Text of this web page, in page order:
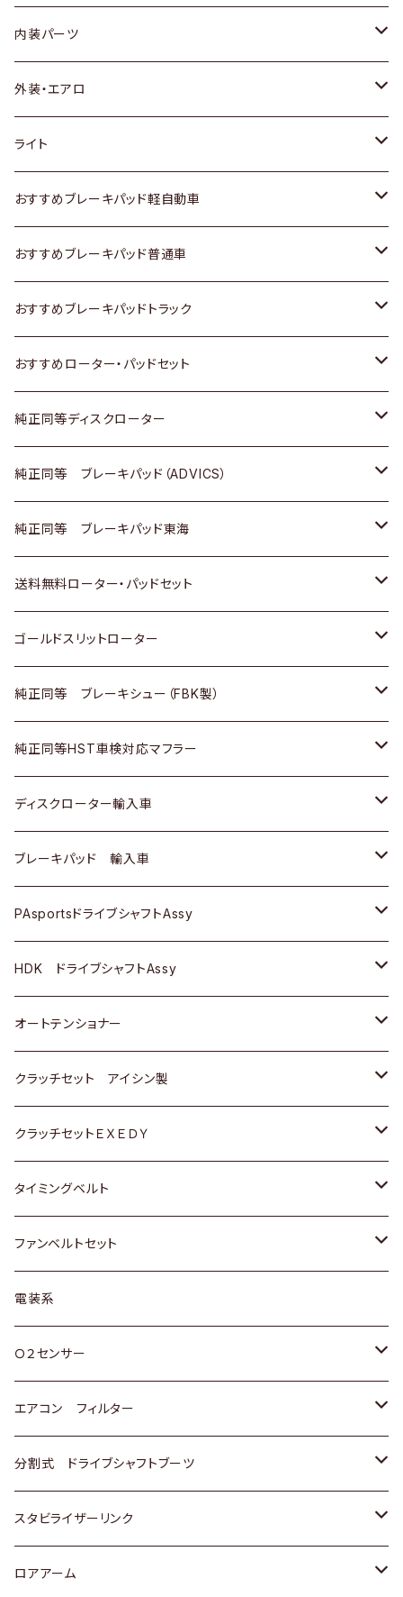
内装パーツ
トヨタ
ホンダ
スズキ
日産
いすゞ
ダイハツ
マツダ
三菱
スバル
日野
三菱ふそう
ＢＭＷ
外装・エアロ
トヨタ
ホンダ
スズキ
日産
いすゞ
ダイハツ
マツダ
三菱
日野
三菱ふそう
ライト
トヨタ
スズキ
日産
いすゞ
ダイハツ
三菱
日野
三菱ふそう
その他
おすすめブレーキパッド軽自動車
トヨタ
ホンダ
スズキ
日産
ダイハツ
マツダ
三菱
スバル
おすすめブレーキパッド普通車
トヨタ
ホンダ
スズキ
日産
いすゞ
ダイハツ
マツダ
三菱
スバル
おすすめブレーキパッドトラック
トヨタ
日産
いすゞ
ダイハツ
マツダ
三菱
おすすめローター・パッドセット
トヨタ
ホンダ
スズキ
日産
ダイハツ
マツダ
三菱
スバル
純正同等ディスクローター
トヨタ
ホンダ
スズキ
日産
いすゞ
ダイハツ
マツダ
三菱
スバル
ＢＥＮＺ
純正同等 ブレーキパッド（ADVICS）
トヨタ
ホンダ
スズキ
日産
ダイハツ
マツダ
三菱
スバル
純正同等 ブレーキパッド東海
トヨタ
ホンダ
日産
いすゞ
ダイハツ
マツダ
三菱
スバル
送料無料ローター・パッドセット
トヨタ
ホンダ
スズキ
日産
ダイハツ
マツダ
三菱
スバル
ゴールドスリットローター
トヨタ
ホンダ
スズキ
日産
ダイハツ
マツダ
三菱
スバル
純正同等 ブレーキシュー（FBK製）
ホンダ
スズキ
日産
ダイハツ
マツダ
三菱
スバル
純正同等HST車検対応マフラー
トヨタ
ホンダ
スズキ
日産
いすゞ
ダイハツ
マツダ
三菱
スバル
日野
ディスクローター輸入車
ＡＵＤＩ
ＢＥＮＺ
ＢＭＷ
GOLF
ＷＡＧＥＮ
アストロ（シボレー）
クライスラー
ブレーキパッド 輸入車
ＢＥＮＺ
ＢＭＷ
ＷＡＧＥＮ
ＶＯＬＶＯ
PAsportsドライブシャフトAssy
トヨタ
ホンダ
スズキ
日産
ダイハツ
マツダ
三菱
スバル
HDK ドライブシャフトAssy
スズキ
ダイハツ
日産
ホンダ
マツダ
オートテンショナー
トヨタ
クラッチセット アイシン製
ホンダ
スズキ
ダイハツ
マツダ
三菱
スバル
クラッチセットＥＸＥＤＹ
ホンダ
スズキ
日産
ダイハツ
マツダ
三菱
スバル
タイミングベルト
トヨタ
スズキ
ダイハツ
三菱
スバル
ファンベルトセット
トヨタ
ホンダ
スズキ
日産
いすゞ
ダイハツ
電装系
Ｏ２センサー
トヨタ
ホンダ
スズキ
日産
エアコン フィルター
トヨタ
ホンダ
スズキ
分割式 ドライブシャフトブーツ
トヨタ
ホンダ
スタビライザーリンク
トヨタ
ロアアーム